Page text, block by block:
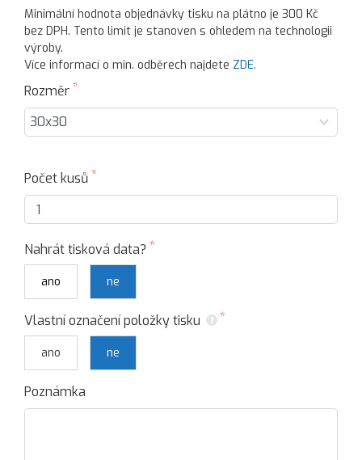
Minimální hodnota objednávky tisku na plátno je 300 Kč
bez DPH. Tento limit je stanoven s ohledem na technologii
výroby.
Více informací o min. odběrech najdete ZDE.
Rozměr
Počet kusů
Nahrát tisková data?
ano ne
Vlastní označení položky tisku
ano ne
Poznámka